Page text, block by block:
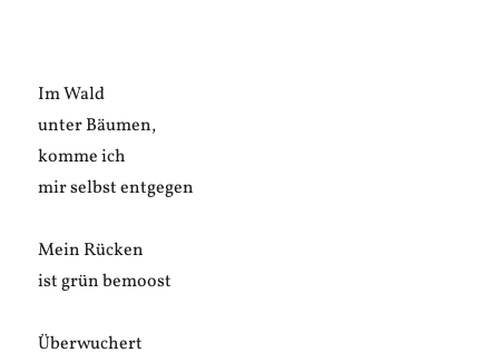
Im Wald
unter Bäumen,
komme ich
mir selbst entgegen
Mein Rücken
ist grün bemoost
Überwuchert